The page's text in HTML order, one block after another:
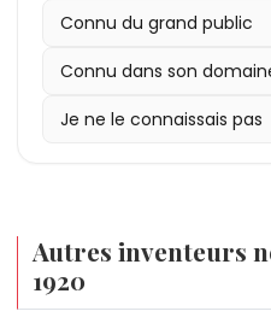
Connu du grand public
Connu dans son
Je ne le connaissais pas
Autres inventeurs
1920